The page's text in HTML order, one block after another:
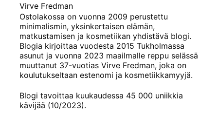
Virve Fredman
Ostolakossa on vuonna 2009 perustettu
minimalismin, yksinkertaisen elämän,
matkustamisen ja kosmetiikan yhdistävä blogi.
Blogia kirjoittaa vuodesta 2015 Tukholmassa
asunut ja vuonna 2023 maailmalle reppu selässä
muuttanut 37-vuotias Virve Fredman, joka on
koulutukseltaan estenomi ja kosmetiikkamyyjä.
Blogi tavoittaa kuukaudessa 45 000 uniikkia
kävijää (10/2023).